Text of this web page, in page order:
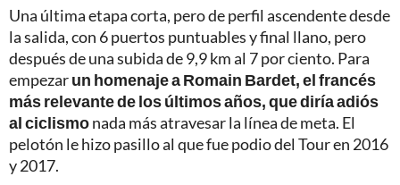
Una última etapa corta, pero de perfil ascendente desde
la salida, con 6 puertos puntuables y final llano, pero
después de una subida de 9,9 km al 7 por ciento. Para
empezarun homenaje a Romain Bardet, el francés
más relevante de los últimos años, que diría adiós
al ciclismonada más atravesar la línea de meta. El
pelotón le hizo pasillo al que fue podio del Tour en 2016
y 2017.